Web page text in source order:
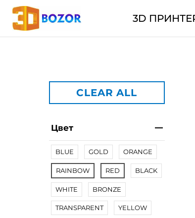
3D
CLEAR ALL
Цвет
BLUE GOLD ORANGE
RAINBOW RED BLACK
WHITE BRONZE
TRANSPARENT YELLOW